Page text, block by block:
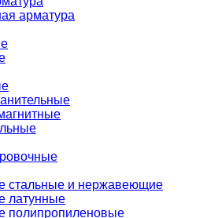
арматура
стальные и нержавеющие
латунные
полипропиленовые